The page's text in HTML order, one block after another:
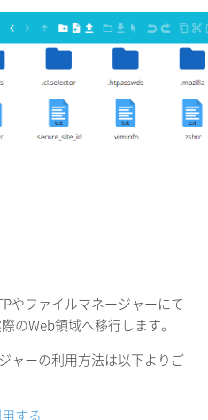
やファイルマネージャーにて
のWeb領域へ移行します。
ャーの利用方法は以下よりご
する